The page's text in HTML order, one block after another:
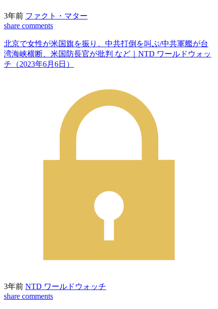
3年前 ファクト・マター
share comments
北京で女性が米国旗を振り、中共打倒を叫ぶ/中共軍艦が台
湾海峡横断、米国防長官が批判 など｜NTD ワールドウォッ
チ（2023年6月6日）
3年前 NTD ワールドウォッチ
share comments